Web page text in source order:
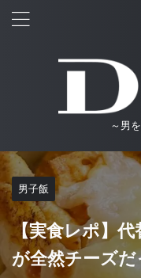
～男
男子飯
【実食レポ】
が全然チーズだ